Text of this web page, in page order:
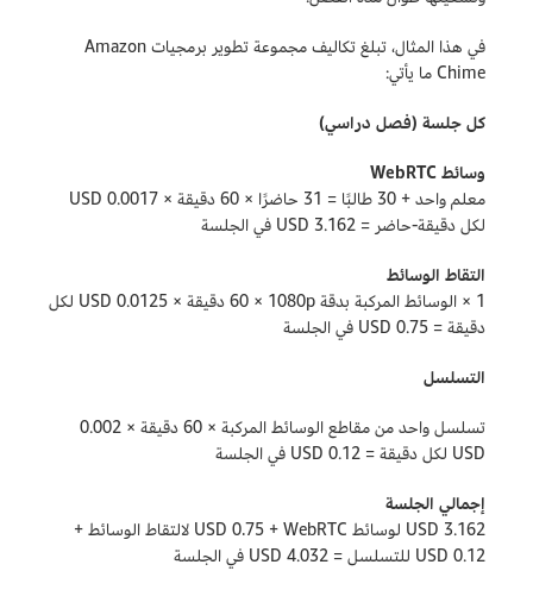
في هذا المثال، تبلغ تكاليف مجموعة تطوير برمجيات Amazon
Chime ما يأتي:
كل جلسة (فصل دراسي)
وسائط WebRTC
معلم واحد + 30 طالبًا = 31 حاضرًا × 60 دقيقة × 0.0017 USD
لكل دقيقة-حاضر = 3.162 USD في الجلسة
التقاط الوسائط
1 × الوسائط المركبة بدقة 1080p‏ × 60 دقيقة × 0.0125 USD لكل
دقيقة = 0.75 USD في الجلسة
التسلسل
تسلسل واحد من مقاطع الوسائط المركبة × 60 دقيقة × 0.002
USD لكل دقيقة = 0.12 USD في الجلسة
إجمالي الجلسة
3.162 USD لوسائط WebRTC‏ + 0.75 USD لالتقاط الوسائط +
0.12 USD للتسلسل = 4.032 USD في الجلسة